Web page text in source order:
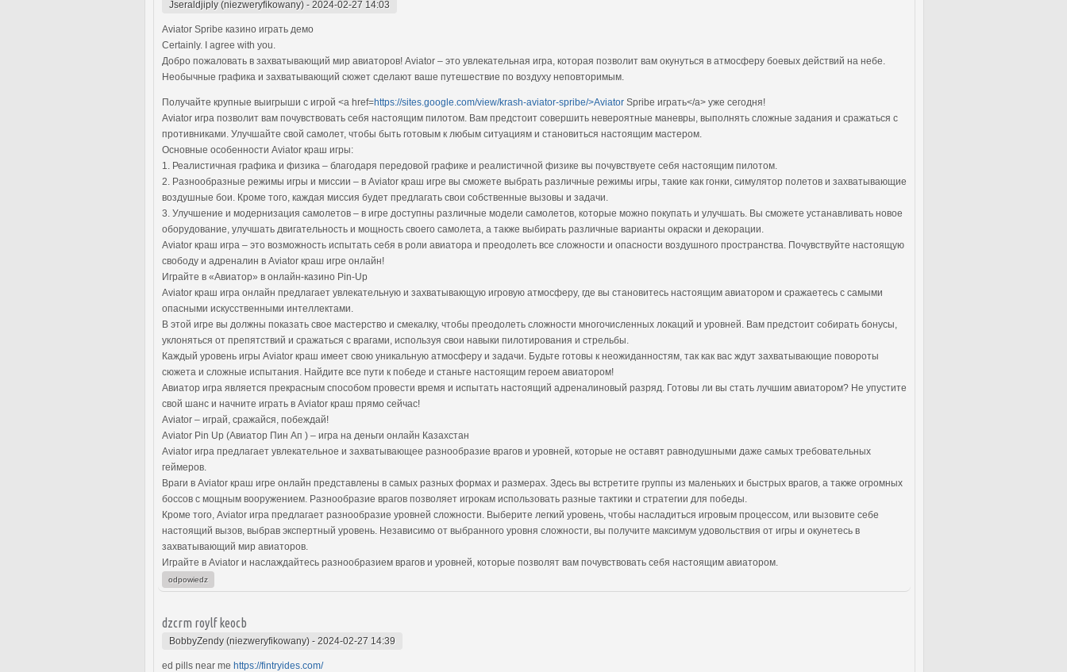
Jseraldjiply (niezweryfikowany) - 2024-02-27 14:03
Aviator Spribe казино играть демо
Certainly. I agree with you.
Добро пожаловать в захватывающий мир авиаторов! Aviator – это увлекательная игра, которая позволит вам окунуться в атмосферу боевых действий на небе.
Необычные графика и захватывающий сюжет сделают ваше путешествие по воздуху неповторимым.
Получайте крупные выигрыши с игрой <a href=https://sites.google.com/view/krash-aviator-spribe/>Aviator Spribe играть</a> уже сегодня!
Aviator игра позволит вам почувствовать себя настоящим пилотом. Вам предстоит совершить невероятные маневры, выполнять сложные задания и сражаться с
противниками. Улучшайте свой самолет, чтобы быть готовым к любым ситуациям и становиться настоящим мастером.
Основные особенности Aviator краш игры:
1. Реалистичная графика и физика – благодаря передовой графике и реалистичной физике вы почувствуете себя настоящим пилотом.
2. Разнообразные режимы игры и миссии – в Aviator краш игре вы сможете выбрать различные режимы игры, такие как гонки, симулятор полетов и захватывающие
воздушные бои. Кроме того, каждая миссия будет предлагать свои собственные вызовы и задачи.
3. Улучшение и модернизация самолетов – в игре доступны различные модели самолетов, которые можно покупать и улучшать. Вы сможете устанавливать новое
оборудование, улучшать двигательность и мощность своего самолета, а также выбирать различные варианты окраски и декорации.
Aviator краш игра – это возможность испытать себя в роли авиатора и преодолеть все сложности и опасности воздушного пространства. Почувствуйте настоящую
свободу и адреналин в Aviator краш игре онлайн!
Играйте в «Авиатор» в онлайн-казино Pin-Up
Aviator краш игра онлайн предлагает увлекательную и захватывающую игровую атмосферу, где вы становитесь настоящим авиатором и сражаетесь с самыми
опасными искусственными интеллектами.
В этой игре вы должны показать свое мастерство и смекалку, чтобы преодолеть сложности многочисленных локаций и уровней. Вам предстоит собирать бонусы,
уклоняться от препятствий и сражаться с врагами, используя свои навыки пилотирования и стрельбы.
Каждый уровень игры Aviator краш имеет свою уникальную атмосферу и задачи. Будьте готовы к неожиданностям, так как вас ждут захватывающие повороты
сюжета и сложные испытания. Найдите все пути к победе и станьте настоящим героем авиатором!
Авиатор игра является прекрасным способом провести время и испытать настоящий адреналиновый разряд. Готовы ли вы стать лучшим авиатором? Не упустите
свой шанс и начните играть в Aviator краш прямо сейчас!
Aviator – играй, сражайся, побеждай!
Aviator Pin Up (Авиатор Пин Ап ) – игра на деньги онлайн Казахстан
Aviator игра предлагает увлекательное и захватывающее разнообразие врагов и уровней, которые не оставят равнодушными даже самых требовательных
геймеров.
Враги в Aviator краш игре онлайн представлены в самых разных формах и размерах. Здесь вы встретите группы из маленьких и быстрых врагов, а также огромных
боссов с мощным вооружением. Разнообразие врагов позволяет игрокам использовать разные тактики и стратегии для победы.
Кроме того, Aviator игра предлагает разнообразие уровней сложности. Выберите легкий уровень, чтобы насладиться игровым процессом, или вызовите себе
настоящий вызов, выбрав экспертный уровень. Независимо от выбранного уровня сложности, вы получите максимум удовольствия от игры и окунетесь в
захватывающий мир авиаторов.
Играйте в Aviator и наслаждайтесь разнообразием врагов и уровней, которые позволят вам почувствовать себя настоящим авиатором.
odpowiedz
dzcrm roylf keocb
BobbyZendy (niezweryfikowany) - 2024-02-27 14:39
ed pills near me https://fintryides.com/